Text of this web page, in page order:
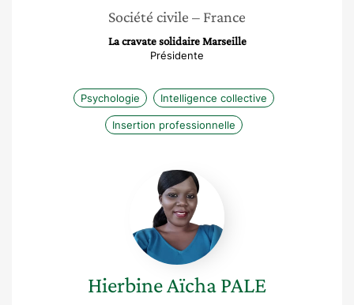
Société civile – France
La cravate solidaire Marseille
Présidente
Psychologie Intelligence collective
Insertion professionnelle
Hierbine
Aïcha
PALE
Hierbine AïchaPALE